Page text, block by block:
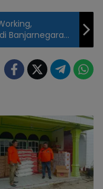
Banjarnegara